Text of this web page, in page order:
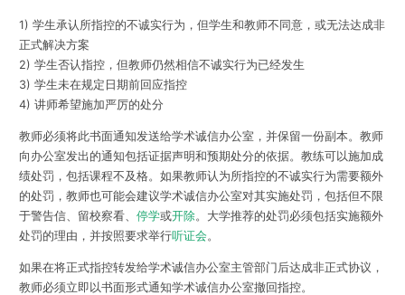
1) 学生承认所指控的不诚实行为，但学生和教师不同意，或无法达成非
正式解决方案
2) 学生否认指控，但教师仍然相信不诚实行为已经发生
3) 学生未在规定日期前回应指控
4) 讲师希望施加严厉的处分
教师必须将此书面通知发送给学术诚信办公室，并保留一份副本。教师
向办公室发出的通知包括证据声明和预期处分的依据。教练可以施加成
绩处罚，包括课程不及格。如果教师认为所指控的不诚实行为需要额外
的处罚，教师也可能会建议学术诚信办公室对其实施处罚，包括但不限
于警告信、留校察看、 停学或开除。大学推荐的处罚必须包括实施额外
处罚的理由，并按照要求举行听证会 。
如果在将正式指控转发给学术诚信办公室主管部门后达成非正式协议，
教师必须立即以书面形式通知学术诚信办公室撤回指控。